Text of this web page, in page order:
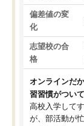
偏差値の変
化
志望校の合
格
オンラインだ
習習慣がついて
高校入学して
が、部活動が